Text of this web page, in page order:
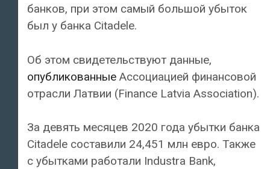
банков, при этом самый большой убыток
был у банка Citadele.
Об этом свидетельствуют данные,
опубликованные Ассоциацией финансовой
отрасли Латвии (Finance Latvia Association).
За девять месяцев 2020 года убытки банка
Citadele составили 24,451 млн евро. Также
с убытками работали Industra Bank,